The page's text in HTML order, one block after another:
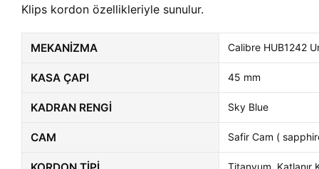
Klips kordon özellikleriyle sunulur.
MEKANIZMA Calibre HUB1242
KASA ÇAPI 45 mm
KADRAN RENGI Sky Blue
CAM Safir Cam (